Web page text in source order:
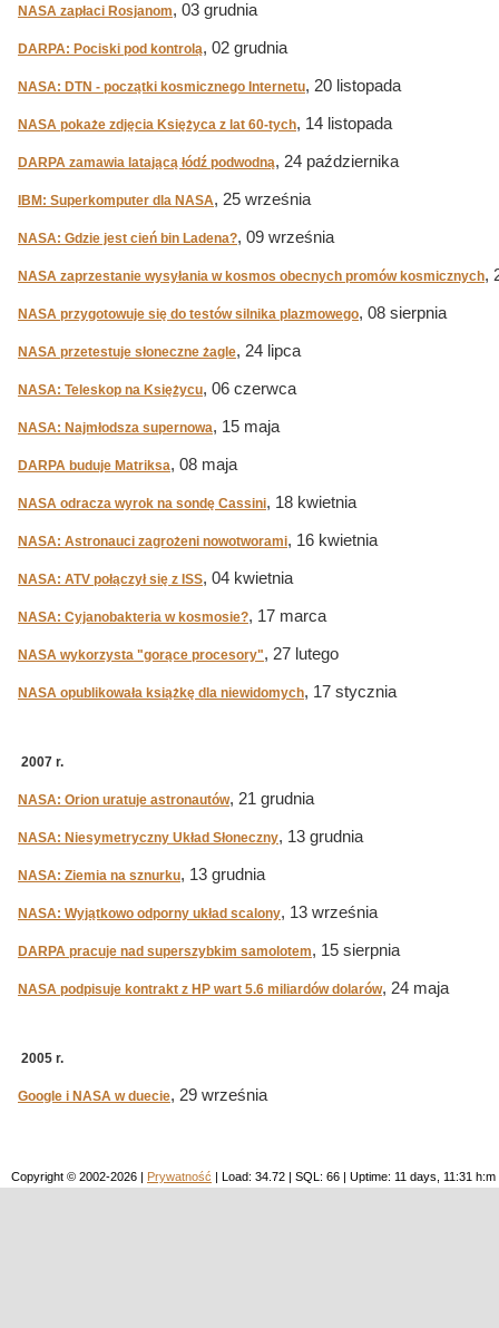
NASA zapłaci Rosjanom, 03 grudnia
DARPA: Pociski pod kontrolą, 02 grudnia
NASA: DTN - początki kosmicznego Internetu, 20 listopada
NASA pokaże zdjęcia Księżyca z lat 60-tych, 14 listopada
DARPA zamawia latającą łódź podwodną, 24 października
IBM: Superkomputer dla NASA, 25 września
NASA: Gdzie jest cień bin Ladena?, 09 września
NASA zaprzestanie wysyłania w kosmos obecnych promów kosmicznych,
NASA przygotowuje się do testów silnika plazmowego, 08 sierpnia
NASA przetestuje słoneczne żagle, 24 lipca
NASA: Teleskop na Księżycu, 06 czerwca
NASA: Najmłodsza supernowa, 15 maja
DARPA buduje Matriksa, 08 maja
NASA odracza wyrok na sondę Cassini, 18 kwietnia
NASA: Astronauci zagrożeni nowotworami, 16 kwietnia
NASA: ATV połączył się z ISS, 04 kwietnia
NASA: Cyjanobakteria w kosmosie?, 17 marca
NASA wykorzysta "gorące procesory", 27 lutego
NASA opublikowała książkę dla niewidomych, 17 stycznia
2007 r.
NASA: Orion uratuje astronautów, 21 grudnia
NASA: Niesymetryczny Układ Słoneczny, 13 grudnia
NASA: Ziemia na sznurku, 13 grudnia
NASA: Wyjątkowo odporny układ scalony, 13 września
DARPA pracuje nad superszybkim samolotem, 15 sierpnia
NASA podpisuje kontrakt z HP wart 5.6 miliardów dolarów, 24 maja
2005 r.
Google i NASA w duecie, 29 września
Copyright © 2002-2026 | Prywatność | Load: 34.72 | SQL: 66 | Uptime: 11 days, 11:31